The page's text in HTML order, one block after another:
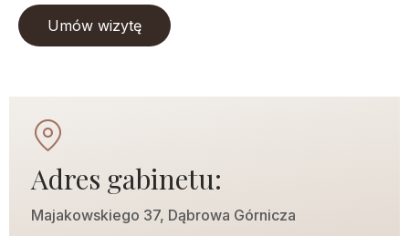
Umów wizytę
Adres gabinetu:
Majakowskiego 37, Dąbrowa Górnicza